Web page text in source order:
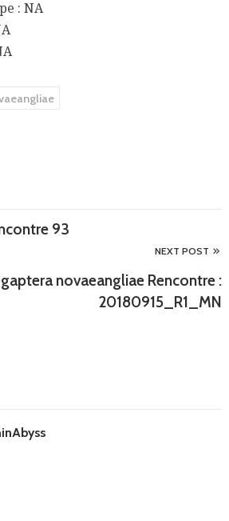
: NA
93
NEXT POST
novaeangliae Rencontre :
20180915_R1_MN